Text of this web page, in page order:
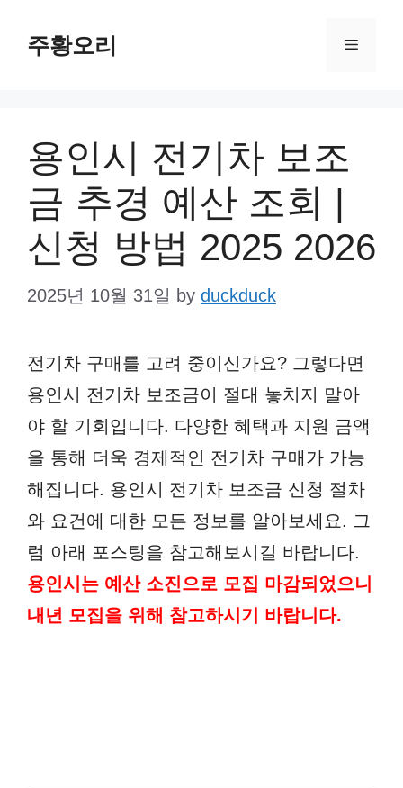
주황오리 Menu
용인시 전기차 보조
금 추경 예산 조회 |
신청 방법 2025 2026
2025년 10월 31일 by duckduck
전기차 구매를 고려 중이신가요? 그렇다면
용인시 전기차 보조금이 절대 놓치지 말아
야 할 기회입니다. 다양한 혜택과 지원 금액
을 통해 더욱 경제적인 전기차 구매가 가능
해집니다. 용인시 전기차 보조금 신청 절차
와 요건에 대한 모든 정보를 알아보세요. 그
럼 아래 포스팅을 참고해보시길 바랍니다.
용인시는 예산 소진으로 모집 마감되었으니
내년 모집을 위해 참고하시기 바랍니다.